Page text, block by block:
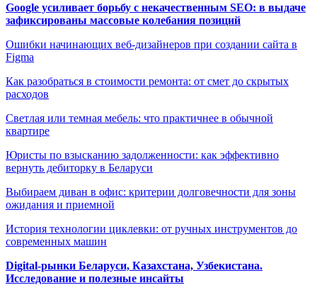
Google усиливает борьбу с некачественным SEO: в выдаче
зафиксированы массовые колебания позиций
Ошибки начинающих веб-дизайнеров при создании сайта в
Figma
Как разобраться в стоимости ремонта: от смет до скрытых
расходов
Светлая или темная мебель: что практичнее в обычной
квартире
Юристы по взысканию задолженности: как эффективно
вернуть дебиторку в Беларуси
Выбираем диван в офис: критерии долговечности для зоны
ожидания и приемной
История технологии циклевки: от ручных инструментов до
современных машин
Digital-рынки Беларуси, Казахстана, Узбекистана.
Исследование и полезные инсайты